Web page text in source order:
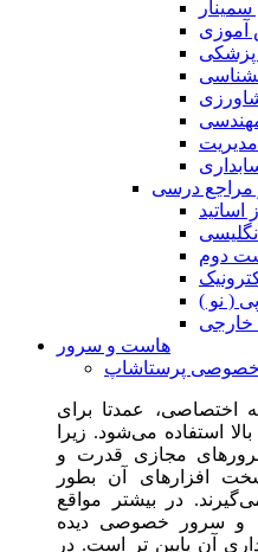
آموزی
پزشکی
مراجع درسی
دوم
( نو )
هاست و سرور
خصوصی پرستاشاپ
اختصاصی، عمدتا برای
استفاده می‌شود. زیرا
مجازی قدرت و
افزارهای آن بطور
در بیشتر مواقع
و سرور خصوصی دیده
آن پایین تر است. در